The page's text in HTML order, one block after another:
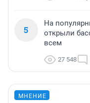
5
На
открыли
всем
27 548
МНЕНИЕ